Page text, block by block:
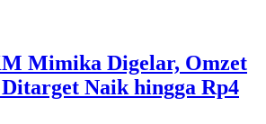
Mimika Digelar, Omzet
Naik hingga Rp4